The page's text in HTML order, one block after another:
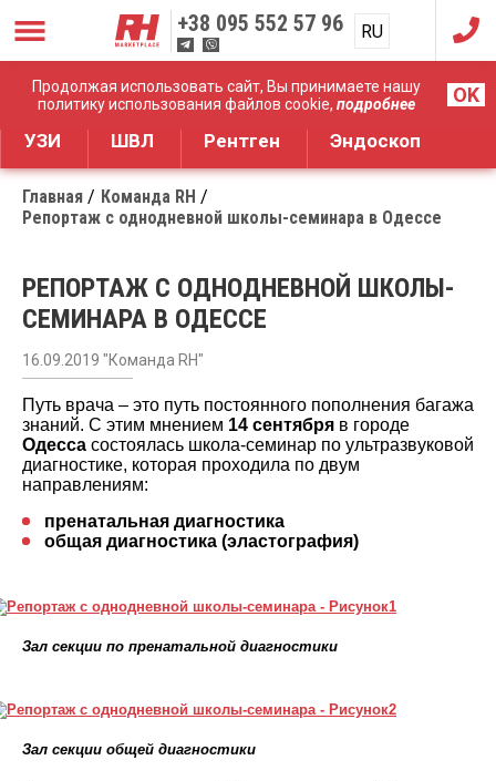
Продолжая использовать сайт, Вы принимаете нашу
политику использования файлов cookie, подробнее OK
+38 095 552 57 96 RU
UA
Дистрибуция медицинского оборудования
УЗИ ШВЛ Рентген Эндоскоп
Главная
Команда RH
Репортаж с однодневной школы-семинара в Одессе
РЕПОРТАЖ С ОДНОДНЕВНОЙ ШКОЛЫ-
СЕМИНАРА В ОДЕССЕ
16.09.2019 "Команда RH"
Путь врача – это путь постоянного пополнения багажа
знаний. С этим мнением 14 сентября в городе
Одесса состоялась школа-семинар по ультразвуковой
диагностике, которая проходила по двум
направлениям:
пренатальная диагностика
общая диагностика (эластография)
Зал секции по пренатальной диагностики
Зал секции общей диагностики